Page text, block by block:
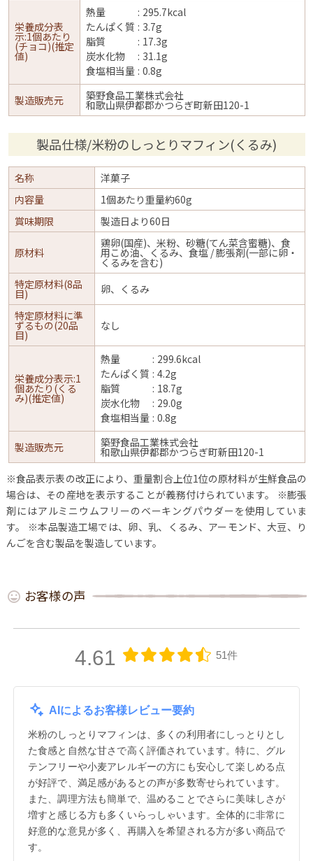
栄養成分表
示:1個あたり
(チョコ)(推定
値)
熱量
295.7kcal
たんぱく質
3.7g
脂質
17.3g
炭水化物
31.1g
食塩相当量 0.8g
製造販売元 築野食品工業株式会社
和歌山県伊都郡かつらぎ町新田120-1
製品仕様/米粉のしっとりマフィン(くるみ)
名称
洋菓子
内容量
1個あたり重量約60g
賞味期限
製造日より60日
原材料
鶏卵(国産)、米粉、砂糖(てん菜含蜜糖)、食
用こめ油、くるみ、食塩 / 膨張剤(一部に卵・
くるみを含む)
特定原材料(8品
目)
卵、くるみ
特定原材料に準
ずるもの(20品
目)
なし
栄養成分表示:1
個あたり(くる
み)(推定値)
熱量
299.6kcal
たんぱく質 4.2g
脂質
18.7g
炭水化物
29.0g
食塩相当量 0.8g
製造販売元 築野食品工業株式会社
和歌山県伊都郡かつらぎ町新田120-1
※食品表示表の改正により、重量割合上位1位の原材料が生鮮食品の
場合は、その産地を表示することが義務付けられています。
※膨張
剤にはアルミニウムフリーのベーキングパウダーを使用していま
す。
※本品製造工場では、卵、乳、くるみ、アーモンド、大豆、り
んごを含む製品を製造しています。
お客様の声
4.61 51件
AIによるお客様レビュー要約
米粉のしっとりマフィンは、多くの利用者にしっとりとし
た食感と自然な甘さで高く評価されています。特に、グル
テンフリーや小麦アレルギーの方にも安心して楽しめる点
が好評で、満足感があるとの声が多数寄せられています。
また、調理方法も簡単で、温めることでさらに美味しさが
増すと感じる方も多くいらっしゃいます。全体的に非常に
好意的な意見が多く、再購入を希望される方が多い商品で
す。